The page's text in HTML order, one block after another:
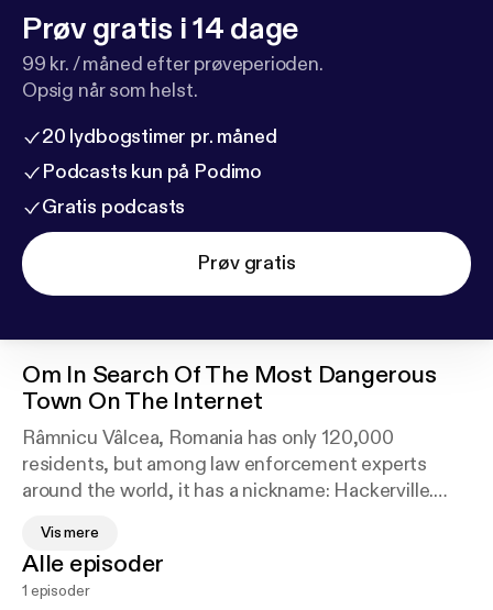
Prøv gratis i 14 dage
99 kr. / måned efter prøveperioden.
Opsig når som helst.
20 lydbogstimer pr. måned
Podcasts kun på Podimo
Gratis podcasts
Prøv gratis
Om In Search Of The Most Dangerous
Town On The Internet
Râmnicu Vâlcea, Romania has only 120,000
residents, but among law enforcement experts
around the world, it has a nickname: Hackerville.
by Romanian hackers. Convicted criminals with
nicknames like Guccifer and Iceman have been
caught breaking into the email accounts of NASA,
Vis mere
Alle episoder
1 episoder